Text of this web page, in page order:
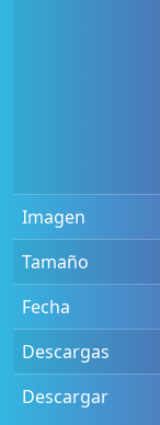
Imagen
Tamaño
Fecha
Descargas
Descargar